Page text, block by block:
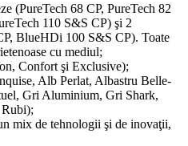
(PureTech 68 CP, PureTech 82
110 S&S CP) şi 2
BlueHDi 100 S&S CP). Toate
cu mediul;
Confort şi Exclusive);
Alb Perlat, Albastru Belle-
Gri Aluminium, Gri Shark,
mix de tehnologii şi de inovaţii,